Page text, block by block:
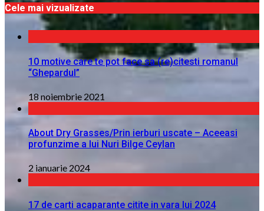
Cele mai vizualizate
10 motive care te pot face sa (re)citesti romanul
“Ghepardul”
18 noiembrie 2021
About Dry Grasses/Prin ierburi uscate – Aceeasi
profunzime a lui Nuri Bilge Ceylan
2 ianuarie 2024
17 de carti acaparante citite in vara lui 2024